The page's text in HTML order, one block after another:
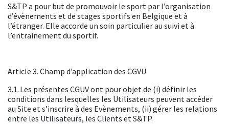
S&TP a pour but de promouvoir le sport par l’organisation
d’évènements et de stages sportifs en Belgique et à
l’étranger. Elle accorde un soin particulier au suivi et à
l’entrainement du sportif.
Article 3. Champ d’application des CGVU
3.1. Les présentes CGUV ont pour objet de (i) définir les
conditions dans lesquelles les Utilisateurs peuvent accéder
au Site et s’inscrire à des Evènements, (ii) gérer les relations
entre les Utilisateurs, les Clients et S&TP.